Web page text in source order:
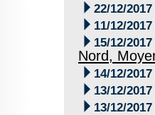
 22/12/2017
 11/12/2017
 15/12/2017
Nord,
 14/12/2017
 13/12/2017
 13/12/2017